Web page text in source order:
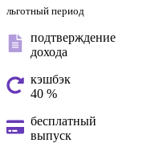
льготный период
подтверждение
дохода
кэшбэк
40 %
бесплатный
выпуск